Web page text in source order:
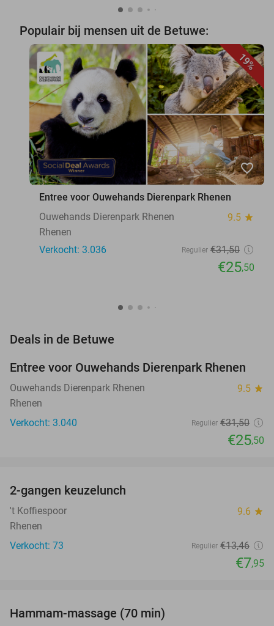
Populair bij mensen uit de Betuwe:
19%
favorite_border
Entree voor Ouwehands Dierenpark Rhenen
Ouwehands Dierenpark Rhenen
9.5 star
Rhenen
Verkocht: 3.036
Regulier €31,50
€25,50
Deals in de Betuwe
19%
Entree voor Ouwehands Dierenpark Rhenen
Ouwehands Dierenpark Rhenen 9.5 star
Rhenen
Verkocht: 3.040
Regulier €31,50
€25,50
NEW
TODAY
2-gangen keuzelunch
't Koffiespoor 9.6 star
Rhenen
Verkocht: 73
Regulier €13,46
€7,95
Hammam-massage (70 min)